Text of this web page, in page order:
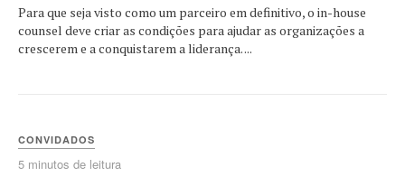
Para que seja visto como um parceiro em definitivo, o in-house
counsel deve criar as condições para ajudar as organizações a
crescerem e a conquistarem a liderança. ...
CONVIDADOS
5 minutos de leitura